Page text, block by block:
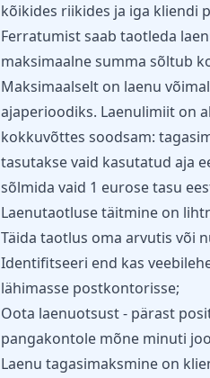
kõikides riikides ja iga kliendi
Ferratumist saab taotleda
maksimaalne summa sõltub
Maksimaalselt on laenu
ajaperioodiks. Laenulimiit on
kokkuvõttes soodsam:
tasutakse vaid kasutatud aja
sõlmida vaid 1 eurose tasu
Laenutaotluse täitmine on
Täida taotlus oma arvutis või
Identifitseeri end kas
lähimasse postkontorisse;
Oota laenuotsust - pärast
pangakontole mõne minuti
Laenu tagasimaksmine on